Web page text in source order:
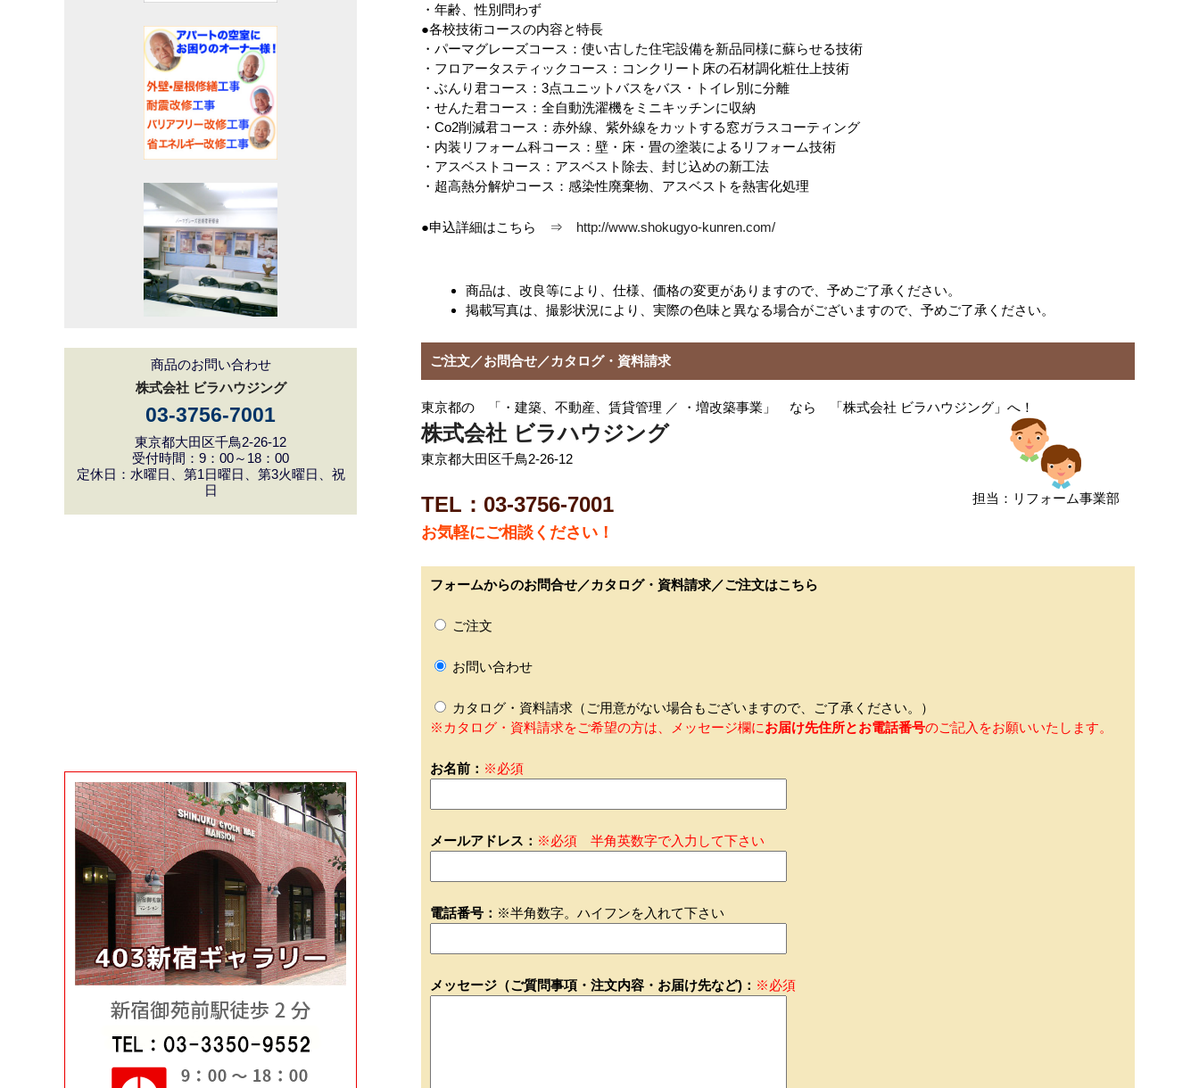
商品のお問い合わせ
株式会社 ビラハウジング
03-3756-7001
東京都大田区千鳥2-26-12
受付時間：9：00～18：00
定休日：水曜日、第1日曜日、第3火曜日、祝
日
・年齢、性別問わず
●各校技術コースの内容と特長
・パーマグレーズコース：使い古した住宅設備を新品同様に蘇らせる技術
・フロアータスティックコース：コンクリート床の石材調化粧仕上技術
・ぶんり君コース：3点ユニットバスをバス・トイレ別に分離
・せんた君コース：全自動洗濯機をミニキッチンに収納
・Co2削減君コース：赤外線、紫外線をカットする窓ガラスコーティング
・内装リフォーム科コース：壁・床・畳の塗装によるリフォーム技術
・アスベストコース：アスベスト除去、封じ込めの新工法
・超高熱分解炉コース：感染性廃棄物、アスベストを熱害化処理
●申込詳細はこちら ⇒ http://www.shokugyo-kunren.com/
商品は、改良等により、仕様、価格の変更がありますので、予めご了承ください。
掲載写真は、撮影状況により、実際の色味と異なる場合がございますので、予めご了承ください。
ご注文／お問合せ／カタログ・資料請求
東京都の 「・建築、不動産、賃貸管理 ／ ・増改築事業」 なら 「株式会社 ビラハウジング」へ！
株式会社 ビラハウジング
東京都大田区千鳥2-26-12
TEL：03-3756-7001
お気軽にご相談ください！
担当：リフォーム事業部
フォームからのお問合せ／カタログ・資料請求／ご注文はこちら
ご注文
お問い合わせ
カタログ・資料請求（ご用意がない場合もございますので、ご了承ください。）
※カタログ・資料請求をご希望の方は、メッセージ欄にお届け先住所とお電話番号のご記入をお願いいたします。
お名前： ※必須
メールアドレス： ※必須 半角英数字で入力して下さい
電話番号： ※半角数字。ハイフンを入れて下さい
メッセージ（ご質問事項・注文内容・お届け先など)： ※必須